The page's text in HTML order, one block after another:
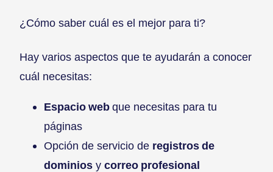
¿Cómo saber cuál es el mejor para ti?
Hay varios aspectos que te ayudarán a conocer
cuál necesitas:
Espacio webque necesitas para tu
páginas
Opción de servicio de registros de
dominios y correo profesional